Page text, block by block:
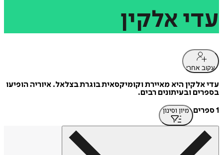
עדי אלקין
עקוב אחרי
עדי אלקין היא מאיירת וקומיקסאית בוגרת בצלאל. איוריה הופיעו
בספרים ובעיתונים רבים.
1 ספרים
מיון וסינון